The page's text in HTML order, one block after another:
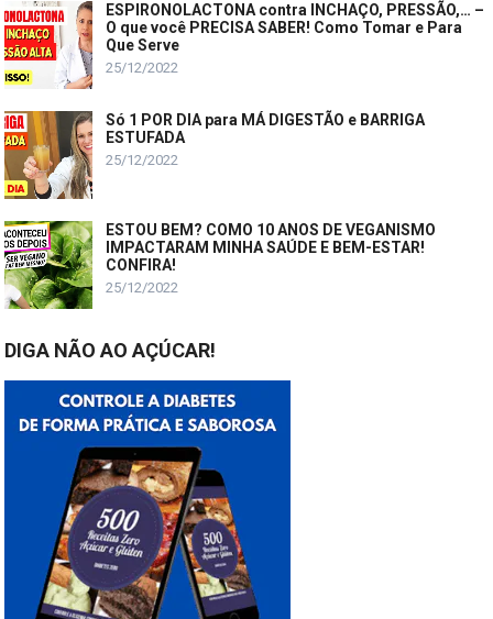
ESPIRONOLACTONA contra INCHAÇO, PRESSÃO,… –
O que você PRECISA SABER! Como Tomar e Para
Que Serve
25/12/2022
Só 1 POR DIA para MÁ DIGESTÃO e BARRIGA
ESTUFADA
25/12/2022
ESTOU BEM? COMO 10 ANOS DE VEGANISMO
IMPACTARAM MINHA SAÚDE E BEM-ESTAR!
CONFIRA!
25/12/2022
DIGA NÃO AO AÇÚCAR!